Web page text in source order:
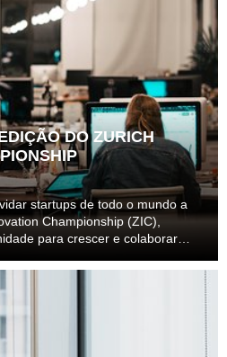
DO ZURICH
startups de todo o mundo a
Championship (ZIC),
para crescer e colaborar
Championship foi ...